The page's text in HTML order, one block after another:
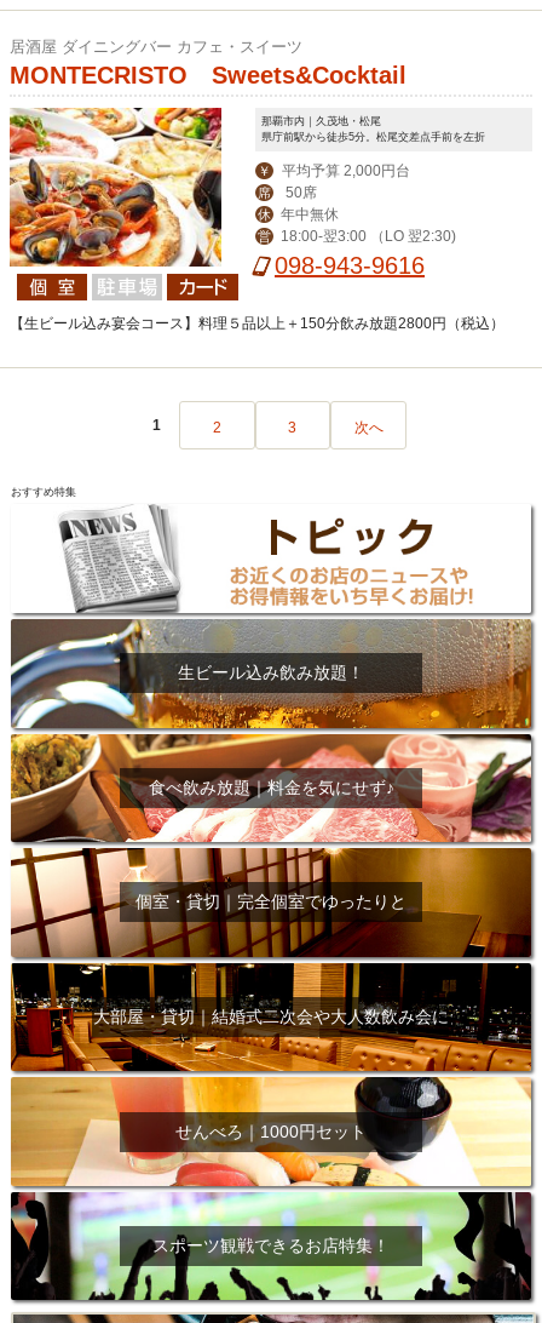
居酒屋 ダイニングバー カフェ・スイーツ
MONTECRISTO Sweets&Cocktail
那覇市内｜久茂地・松尾
県庁前駅から徒歩5分。松尾交差点手前を左折
￥ 平均予算 2,000円台
席 50席
休 年中無休
営 18:00-翌3:00 （LO 翌2:30)
098-943-9616
【生ビール込み宴会コース】料理５品以上＋150分飲み放題2800円（税込）
1 2 3 次へ
おすすめ特集
生ビール込み飲み放題！
食べ飲み放題｜料金を気にせず♪
個室・貸切｜完全個室でゆったりと
大部屋・貸切｜結婚式二次会や大人数飲み会に
せんべろ｜1000円セット
スポーツ観戦できるお店特集！